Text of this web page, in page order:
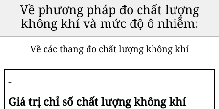
Về phương pháp đo chất lượng
không khí và mức độ ô nhiễm:
Về các thang đo chất lượng không khí
-
Giá trị chỉ số chất lượng không khí